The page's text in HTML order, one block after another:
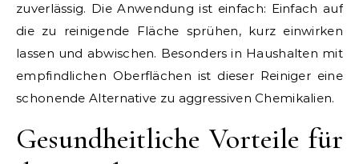
zuverlässig. Die Anwendung ist einfach: Einfach auf
die zu reinigende Fläche sprühen, kurz einwirken
lassen und abwischen. Besonders in Haushalten mit
empfindlichen Oberflächen ist dieser Reiniger eine
schonende Alternative zu aggressiven Chemikalien.
Gesundheitliche Vorteile für